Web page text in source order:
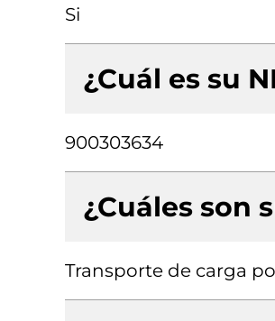
Si
¿Cuál es su
900303634
¿Cuáles son
Transporte de carga